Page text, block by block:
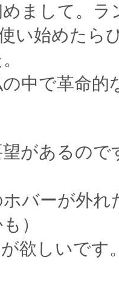
まして。
い始めたら
中で革命的
があるの
バーが外
）
欲しいです